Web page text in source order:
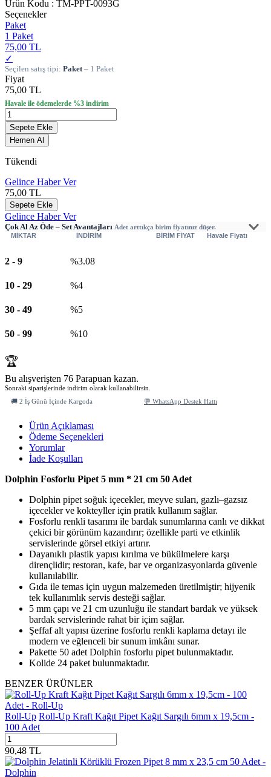
Ürün Kodu : TM-PPT-0093G
Seçenekler
Paket
1 Paket
75,00 TL
✓
Seçilen satış tipi: Paket – 1 Paket
Fiyat
75,00 TL
Havale ile ödemelerde %3 indirim
Sepete Ekle
Hemen Al
Tükendi
Gelince Haber Ver
75,00 TL
Sepete Ekle
Gelince Haber Ver
Çok Al Az Öde – Set Avantajları Adet arttıkça birim fiyatınız düşer.
MİKTAR
İNDİRİM BİRİM FİYAT Havale Fiyatı
2 - 9 %3.08
10 - 29 %4
30 - 49 %5
50 - 99 %10
🏆
Bu alışverişten 76 Parapuan kazan.
Sonraki siparişlerinde indirim olarak kullanabilirsin.
🚚 2 İş Günü İçinde Kargoda
💬 WhatsApp Destek Hattı
Ürün Açıklaması
Ödeme Seçenekleri
Yorumlar
İade Koşulları
Dolphin Fosforlu Pipet 5 mm * 21 cm 50 Adet
Dolphin pipet soğuk içecekler, meyve suları, gazlı–gazsız
içecekler ve kokteyller için pratik kullanım sağlar.
Fosforlu renkli tasarımı ile bardak sunumlarına canlı ve dikkat
çekici bir görünüm kazandırır; özellikle parti ve etkinlik
servislerinde görsel etkiyi artırır.
Dayanıklı plastik yapısı kırılma ve bükülmelere karşı
dirençlidir; restoran, kafe, bar ve organizasyonlarda güvenle
kullanılabilir.
Gıda ile temas için uygun malzemeden üretilmiştir; hijyenik
tek kullanımlık servis desteği sağlar.
5 mm çapı ve 21 cm uzunluğu ile standart bardak ve yüksek
bardak servislerinde rahat bir içim sağlar.
Şeffaf alt yapısı üzerine fosforlu renkli kaplama detayı ile
modern ve eğlenceli bir sunum imkânı sunar.
Pakette 50 adet Dolphin fosforlu pipet bulunmaktadır.
Kolide 24 paket bulunmaktadır.
BENZER ÜRÜNLER
Roll-Up Roll-Up Kraft Kağıt Pipet Kağıt Sargılı 6mm x 19,5cm -
100 Adet
90,48 TL